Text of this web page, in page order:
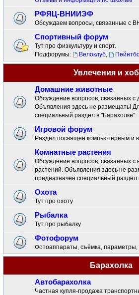
РФЯЦ-ВНИИЭФ
Обсуждаем вопросы, связанные с
Спортивный форум
Тут про физкультуру и спорт.
Подфорумы:
Велоклуб,
Увлечения и
Домашние животные
Обсуждение вопросов, связанных
Объявления здесь не размещать!
специальный раздел в "Барахолке".
Игровой форум
Раздел посвящен компьютерным и
Комнатные растения
Обсуждение вопросов, связанных
растений. Объявления здесь не
предназначен специальный раздел
Охота
Тут про охоту
Рыбалка
Тут про рыбалку
Фотофорум
Фотоаппараты, съёмка, параметры,
Барахолка
Автобарахолка
Частная купля-продажа